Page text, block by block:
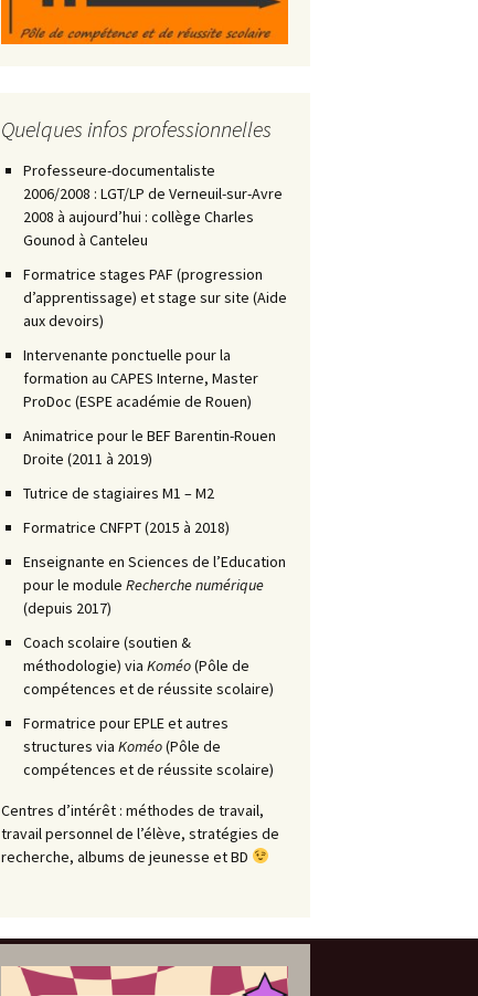
Quelques infos professionnelles
Professeure-documentaliste
2006/2008 : LGT/LP de Verneuil-sur-Avre
2008 à aujourd’hui : collège Charles
Gounod à Canteleu
Formatrice stages PAF (progression
d’apprentissage) et stage sur site (Aide
aux devoirs)
Intervenante ponctuelle pour la
formation au CAPES Interne, Master
ProDoc (ESPE académie de Rouen)
Animatrice pour le BEF Barentin-Rouen
Droite (2011 à 2019)
Tutrice de stagiaires M1 – M2
Formatrice CNFPT (2015 à 2018)
Enseignante en Sciences de l’Education
pour le module Recherche numérique
(depuis 2017)
Coach scolaire (soutien &
méthodologie) via Koméo(Pôle de
compétences et de réussite scolaire)
Formatrice pour EPLE et autres
structures via Koméo(Pôle de
compétences et de réussite scolaire)
Centres d’intérêt : méthodes de travail,
travail personnel de l’élève, stratégies de
recherche, albums de jeunesse et BD